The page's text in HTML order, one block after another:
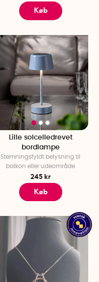
Køb
Lille solcelledrevet
bordlampe
Stemningsfyldt belysning til
balkon eller udeområde
245 kr
Køb